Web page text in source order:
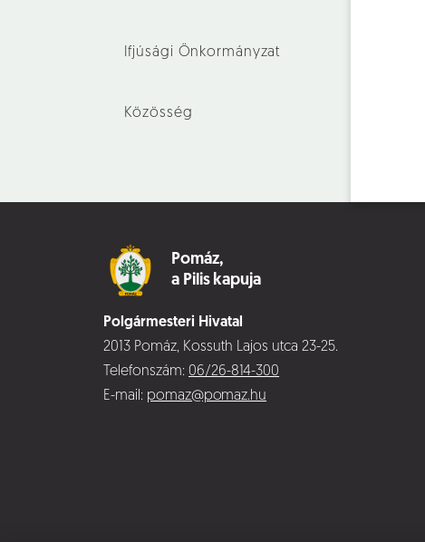
Ifjúsági Önkormányzat
Közösség
Pomáz,
a Pilis kapuja
Polgármesteri Hivatal
2013 Pomáz, Kossuth Lajos utca 23-25.
Telefonszám: 06/26-814-300
E-mail: pomaz@pomaz.hu